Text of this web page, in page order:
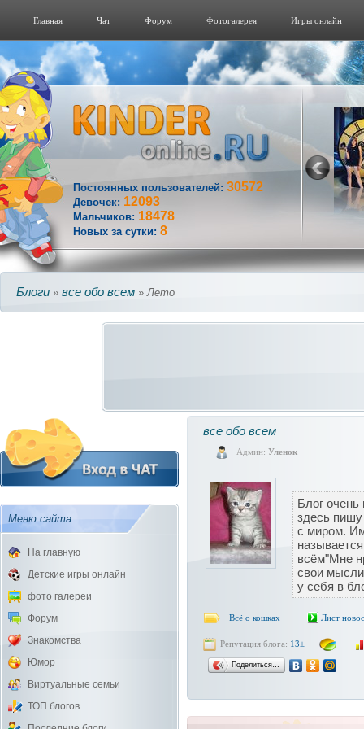
Главная Чат Форум Фотогалерeя Игры онлайн
Постоянных пользователей: 30572
Девочек: 12093
Мальчиков: 18478
Новых за сутки: 8
Блоги » все обо всем » Лето
Меню сайта
На главную
Детские игры онлайн
фото галереи
Форум
Знакомства
Юмор
Виртуальные семьи
ТОП блогов
все обо всем
Админ: Уленок
Блог очень
здесь пишу
с миром.
всём"Мне
свои
у себя в
Всё о кошках Лист
Репутация блога: 13±
Поделиться…